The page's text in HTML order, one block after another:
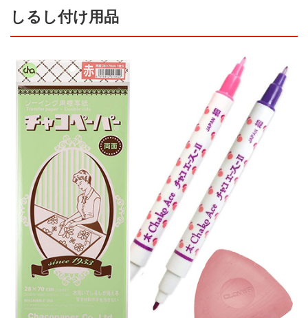
しるし付け用品